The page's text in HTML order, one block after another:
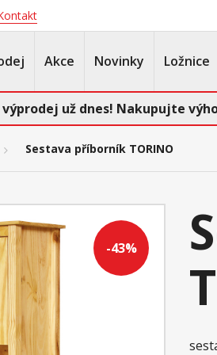
Akce Novinky Ložnice
už dnes! Nakupujte
Sestava příborník TORINO
-43%